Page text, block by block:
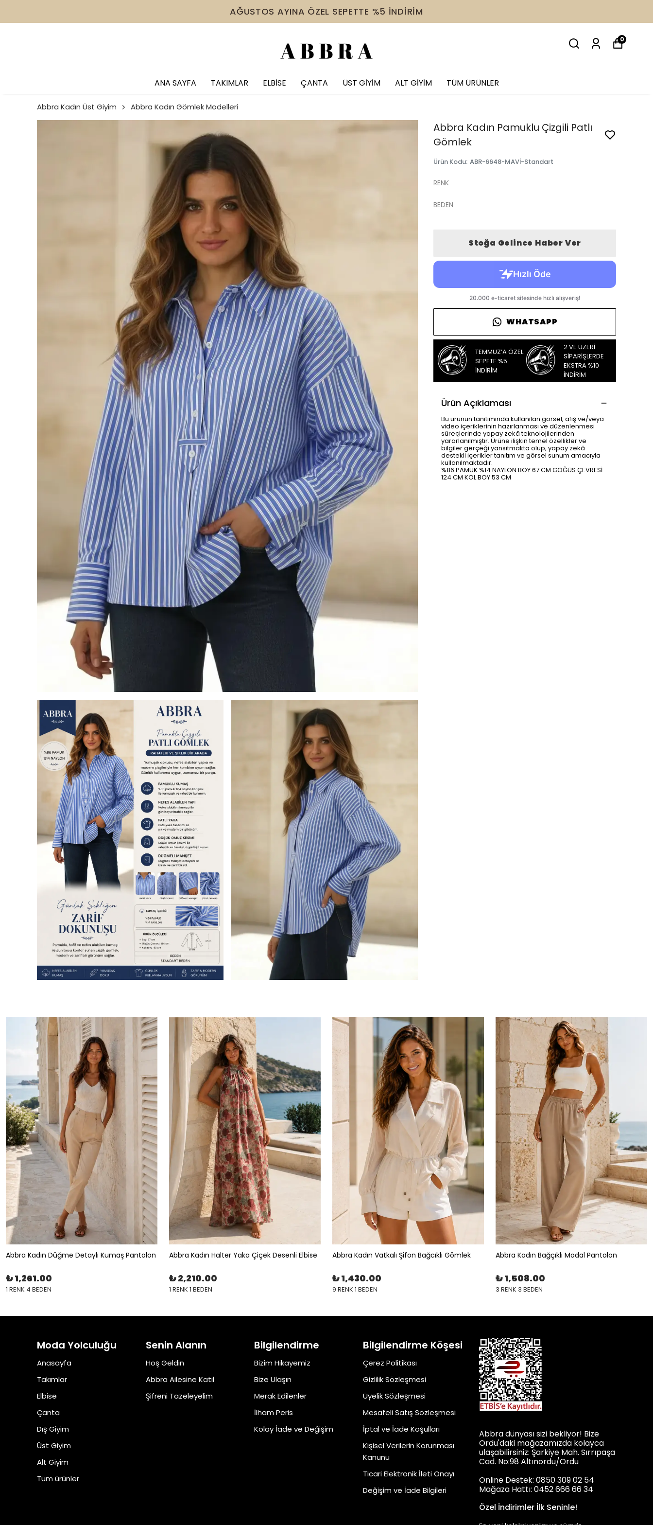
2 VE ÜZERİ ÜRÜNDE TÜM İNDİRİMLERE EK %10 İNDİRİM
ANA SAYFA TAKIMLAR ELBİSE ÇANTA ÜST GİYİM ALT GİYİM TÜM ÜRÜNLER
0
Abbra Kadın Üst Giyim Abbra Kadın Gömlek Modelleri
Abbra Kadın Pamuklu Çizgili Patlı
Gömlek
Ürün Kodu: ABR-6648-MAVİ-Standart
RENK
BEDEN
Stoğa Gelince Haber Ver
WHATSAPP
TEMMUZ’A ÖZEL
SEPETE %5
İNDİRİM
2 VE ÜZERİ
SİPARİŞLERDE
EKSTRA %10
İNDİRİM
Ürün Açıklaması
Bu ürünün tanıtımında kullanılan görsel, afiş ve/veya
video içeriklerinin hazırlanması ve düzenlenmesi
süreçlerinde yapay zekâ teknolojilerinden
yararlanılmıştır. Ürüne ilişkin temel özellikler ve
bilgiler gerçeği yansıtmakta olup, yapay zekâ
destekli içerikler tanıtım ve görsel sunum amacıyla
kullanılmaktadır.
%86 PAMUK %14 NAYLON BOY 67 CM GÖĞÜS ÇEVRESİ
124 CM KOL BOY 53 CM
Abbra Kadın Düğme Detaylı Kumaş Pantolon
₺ 1,261.00
1 RENK 4 BEDEN
Abbra Kadın Halter Yaka Çiçek Desenli Elbise
₺ 2,210.00
1 RENK 1 BEDEN
Abbra Kadın Vatkalı Şifon Bağcıklı Gömlek
₺ 1,430.00
9 RENK 1 BEDEN
Abbra Kadın Bağçıklı Modal Pantolon
₺ 1,508.00
3 RENK 3 BEDEN
Moda Yolculuğu
Anasayfa
Takımlar
Elbise
Çanta
Dış Giyim
Üst Giyim
Alt Giyim
Tüm ürünler
Senin Alanın
Hoş Geldin
Abbra Ailesine Katıl
Şifreni Tazeleyelim
Bilgilendirme
Bizim Hikayemiz
Bize Ulaşın
Merak Edilenler
İlham Peris
Kolay İade ve Değişim
Bilgilendirme Köşesi
Çerez Politikası
Gizlilik Sözleşmesi
Üyelik Sözleşmesi
Mesafeli Satış Sözleşmesi
İptal ve İade Koşulları
Kişisel Verilerin Korunması
Kanunu
Ticari Elektronik İleti Onayı
Değişim ve İade Bilgileri
Abbra dünyası sizi bekliyor! Bize
Ordu'daki mağazamızda kolayca
ulaşabilirsiniz: Şarkiye Mah. Sırrıpaşa
Cad. No:98 Altınordu/Ordu
Online Destek: 0850 309 02 54
Mağaza Hattı: 0452 666 66 34
Özel İndirimler İlk Seninle!